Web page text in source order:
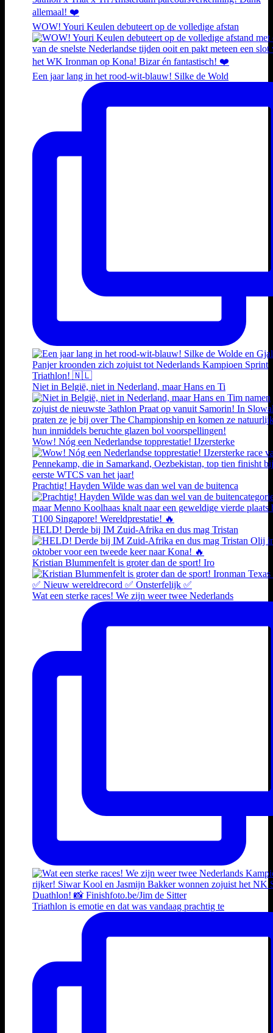
WOW! Youri Keulen debuteert op de volledige afstan
Een jaar lang in het rood-wit-blauw! Silke de Wold
Niet in België, niet in Nederland, maar Hans en Ti
Wow! Nóg een Nederlandse topprestatie! IJzersterke
Prachtig! Hayden Wilde was dan wel van de buitenca
HELD! Derde bij IM Zuid-Afrika en dus mag Tristan
Kristian Blummenfelt is groter dan de sport! Iro
Wat een sterke races! We zijn weer twee Nederlands
Triathlon is emotie en dat was vandaag prachtig te